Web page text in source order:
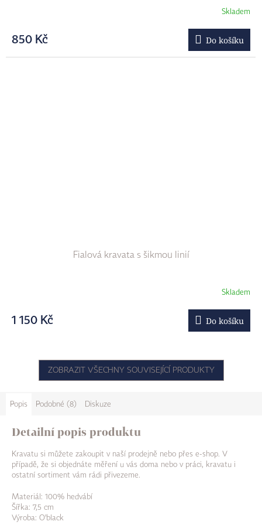
Skladem
850 Kč Do košíku
Fialová kravata s šikmou linií
Skladem
1 150 Kč Do košíku
ZOBRAZIT VŠECHNY SOUVISEJÍCÍ PRODUKTY
Popis Podobné (8) Diskuze
Detailní popis produktu
Kravatu si můžete zakoupit v naší prodejně nebo přes e-shop. V
případě, že si objednáte měření u vás doma nebo v práci, kravatu i
ostatní sortiment vám rádi přivezeme.
Materiál: 100% hedvábí
Šířka: 7,5 cm
Výroba: O'black